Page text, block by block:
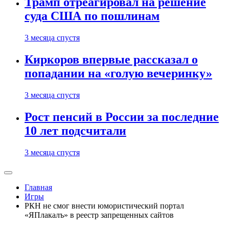
суда США по пошлинам
3 месяца спустя
Киркоров впервые рассказал о
попадании на «голую вечеринку»
3 месяца спустя
Рост пенсий в России за последние
10 лет подсчитали
3 месяца спустя
Главная
Игры
РКН не смог внести юмористический портал
«ЯПлакалъ» в реестр запрещенных сайтов